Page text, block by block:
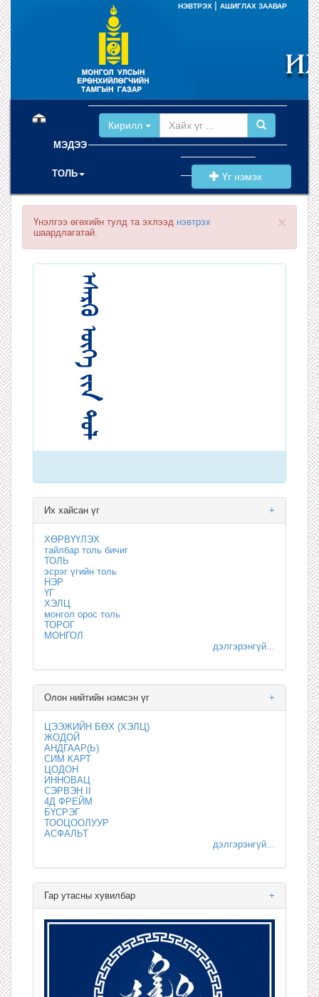
НЭВТРЭХ АШИГЛАХ ЗААВАР
МЭДЭЭ
ТОЛЬ
Кирилл
Үг нэмэх
×
Үнэлгээ өгөхийн тулд та эхлээд нэвтрэх
шаардлагатай.
+
Их хайсан үг
ХӨРВҮҮЛЭХ
тайлбар толь бичиг
ТОЛЬ
эсрэг үгийн толь
НЭР
ҮГ
ХЭЛЦ
монгол орос толь
ТОРОГ
МОНГОЛ
дэлгэрэнгүй...
+
Олон нийтийн нэмсэн үг
ЦЭЭЖИЙН БӨХ (ХЭЛЦ)
ЖОДОЙ
АНДГААР(Ь)
СИМ КАРТ
ЦОДОН
ИННОВАЦ
СЭРВЭН II
4Д ФРЕЙМ
БҮСРЭГ
ТООЦООЛУУР
АСФАЛЬТ
дэлгэрэнгүй...
+
Гар утасны хувилбар